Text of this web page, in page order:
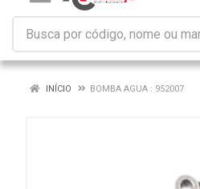
INÍCIO BOMBA AGUA : 952007